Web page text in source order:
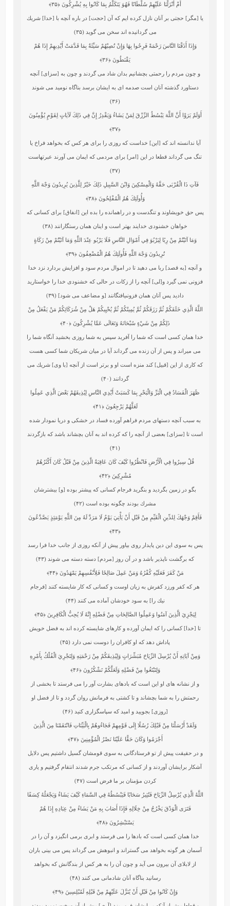
أَمْ أَنْزَلْنَا عَلَيْهِمْ سُلْطَانًا فَهُوَ يَتَكَلَّمُ بِمَا كَانُوا بِهِ يُشْرِكُونَ ﴿۳۵﴾
يا [مگر] حجتى بر آنان نازل كرده‏ ايم كه آن [حجت] در باره آنچه با [خدا] شريك
مى‏ گردانيده‏ اند سخن مى‏ گويد (۳۵)
وَإِذَا أَذَقْنَا النَّاسَ رَحْمَةً فَرِحُوا بِهَا وَإِنْ تُصِبْهُمْ سَيِّئَةٌ بِمَا قَدَّمَتْ أَيْدِيهِمْ إِذَا هُمْ
يَقْنَطُونَ ﴿۳۶﴾
و چون مردم را رحمتى بچشانيم بدان شاد مى‏ گردند و چون به [سزاى] آنچه
دستاورد گذشته آنان است صدمه‏ اى به ايشان برسد بناگاه نوميد مى ‏شوند
(۳۶)
أَوَلَمْ يَرَوْا أَنَّ اللَّهَ يَبْسُطُ الرِّزْقَ لِمَنْ يَشَاءُ وَيَقْدِرُ إِنَّ فِي ذَلِكَ لَآيَاتٍ لِقَوْمٍ يُؤْمِنُونَ
﴿۳۷﴾
آيا ندانسته‏ اند كه [اين] خداست كه روزى را براى هر كس كه بخواهد فراخ يا
تنگ مى‏ گرداند قطعا در اين [امر] براى مردمى كه ايمان مى ‏آورند عبرتهاست
(۳۷)
فَآتِ ذَا الْقُرْبَى حَقَّهُ وَالْمِسْكِينَ وَابْنَ السَّبِيلِ ذَلِكَ خَيْرٌ لِلَّذِينَ يُرِيدُونَ وَجْهَ اللَّهِ
وَأُولَئِكَ هُمُ الْمُفْلِحُونَ﴿۳۸﴾
پس حق خويشاوند و تنگدست و در راه‏مانده را بده اين [انفاق] براى كسانى كه
خواهان خشنودى خدايند بهتر است و اينان همان رستگارانند (۳۸)
وَمَا آتَيْتُمْ مِنْ رِبًا لِيَرْبُوَ فِي أَمْوَالِ النَّاسِ فَلَا يَرْبُو عِنْدَ اللَّهِ وَمَا آتَيْتُمْ مِنْ زَكَاةٍ
تُرِيدُونَ وَجْهَ اللَّهِ فَأُولَئِكَ هُمُ الْمُضْعِفُونَ﴿۳۹﴾
و آنچه [به قصد] ربا مى‏ دهيد تا در اموال مردم سود و افزايش بردارد نزد خدا
فزونى نمى‏ گيرد و[لى] آنچه را از زكات در حالى كه خشنودى خدا را خواستاريد
داديد پس آنان همان فزونى‏يافتگانند [و مضاعف مى ‏شود] (۳۹)
اللَّهُ الَّذِي خَلَقَكُمْ ثُمَّ رَزَقَكُمْ ثُمَّ يُمِيتُكُمْ ثُمَّ يُحْيِيكُمْ هَلْ مِنْ شُرَكَائِكُمْ مَنْ يَفْعَلُ مِنْ
ذَلِكُمْ مِنْ شَيْءٍ سُبْحَانَهُ وَتَعَالَى عَمَّا يُشْرِكُونَ ﴿۴۰﴾
خدا همان كسى است كه شما را آفريد سپس به شما روزى بخشيد آنگاه شما را
مى‏ ميراند و پس از آن زنده مى‏ گرداند آيا در ميان شريكان شما كسى هست
كه كارى از اين [قبيل] كند منزه است او و برتر است از آنچه [با وى] شريك مى‏
گردانند (۴۰)
ظَهَرَ الْفَسَادُ فِي الْبَرِّ وَالْبَحْرِ بِمَا كَسَبَتْ أَيْدِي النَّاسِ لِيُذِيقَهُمْ بَعْضَ الَّذِي عَمِلُوا
لَعَلَّهُمْ يَرْجِعُونَ﴿۴۱﴾
به سبب آنچه دستهاى مردم فراهم آورده فساد در خشكى و دريا نمودار شده
است تا [سزاى] بعضى از آنچه را كه كرده‏ اند به آنان بچشاند باشد كه بازگردند
(۴۱)
قُلْ سِيرُوا فِي الْأَرْضِ فَانْظُرُوا كَيْفَ كَانَ عَاقِبَةُ الَّذِينَ مِنْ قَبْلُ كَانَ أَكْثَرُهُمْ
مُشْرِكِينَ﴿۴۲﴾
بگو در زمين بگرديد و بنگريد فرجام كسانى كه پيشتر بوده [و] بيشترشان
مشرك بودند چگونه بوده است (۴۲)
فَأَقِمْ وَجْهَكَ لِلدِّينِ الْقَيِّمِ مِنْ قَبْلِ أَنْ يَأْتِيَ يَوْمٌ لَا مَرَدَّ لَهُ مِنَ اللَّهِ يَوْمَئِذٍ يَصَّدَّعُونَ
﴿۴۳﴾
پس به سوى اين دين پايدار روى بياور پيش از آنكه روزى از جانب خدا فرا رسد
كه برگشت‏ ناپذير باشد و در آن روز [مردم] دسته دسته مى ‏شوند (۴۳)
مَنْ كَفَرَ فَعَلَيْهِ كُفْرُهُ وَمَنْ عَمِلَ صَالِحًا فَلِأَنْفُسِهِمْ يَمْهَدُونَ﴿۴۴﴾
هر كه كفر ورزد كفرش به زيان اوست و كسانى كه كار شايسته كنند [فرجام
نيك را] به سود خودشان آماده مى كنند (۴۴)
لِيَجْزِيَ الَّذِينَ آمَنُوا وَعَمِلُوا الصَّالِحَاتِ مِنْ فَضْلِهِ إِنَّهُ لَا يُحِبُّ الْكَافِرِينَ﴿۴۵﴾
تا [خدا] كسانى را كه ايمان آورده و كارهاى شايسته كرده‏ اند به فضل خويش
پاداش دهد كه او كافران را دوست نمى دارد (۴۵)
وَمِنْ آيَاتِهِ أَنْ يُرْسِلَ الرِّيَاحَ مُبَشِّرَاتٍ وَلِيُذِيقَكُمْ مِنْ رَحْمَتِهِ وَلِتَجْرِيَ الْفُلْكُ بِأَمْرِهِ
وَلِتَبْتَغُوا مِنْ فَضْلِهِ وَلَعَلَّكُمْ تَشْكُرُونَ﴿۴۶﴾
و از نشانه‏ هاى او اين است كه بادهاى بشارت‏ آور را مى‏ فرستد تا بخشى از
رحمتش را به شما بچشاند و تا كشتى به فرمانش روان گردد و تا از فضل او
[روزى] بجوييد و اميد كه سپاسگزارى كنيد (۴۶)
وَلَقَدْ أَرْسَلْنَا مِنْ قَبْلِكَ رُسُلًا إِلَى قَوْمِهِمْ فَجَاءُوهُمْ بِالْبَيِّنَاتِ فَانْتَقَمْنَا مِنَ الَّذِينَ
أَجْرَمُوا وَكَانَ حَقًّا عَلَيْنَا نَصْرُ الْمُؤْمِنِينَ﴿۴۷﴾
و در حقيقت پيش از تو فرستادگانى به سوى قومشان گسيل داشتيم پس دلايل
آشكار برايشان آوردند و از كسانى كه مرتكب جرم شدند انتقام گرفتيم و يارى‏
كردن مؤمنان بر ما فرض است (۴۷)
اللَّهُ الَّذِي يُرْسِلُ الرِّيَاحَ فَتُثِيرُ سَحَابًا فَيَبْسُطُهُ فِي السَّمَاءِ كَيْفَ يَشَاءُ وَيَجْعَلُهُ كِسَفًا
فَتَرَى الْوَدْقَ يَخْرُجُ مِنْ خِلَالِهِ فَإِذَا أَصَابَ بِهِ مَنْ يَشَاءُ مِنْ عِبَادِهِ إِذَا هُمْ
يَسْتَبْشِرُونَ﴿۴۸﴾
خدا همان كسى است كه بادها را مى‏ فرستد و ابرى برمى‏ انگيزد و آن را در
آسمان هر گونه بخواهد مى‏ گستراند و انبوهش مى‏ گرداند پس مى ‏بينى باران
از لابلاى آن بيرون مى ‏آيد و چون آن را به هر كس از بندگانش كه بخواهد
رسانيد بناگاه آنان شادمانى مى كنند (۴۸)
وَإِنْ كَانُوا مِنْ قَبْلِ أَنْ يُنَزَّلَ عَلَيْهِمْ مِنْ قَبْلِهِ لَمُبْلِسِينَ ﴿۴۹﴾